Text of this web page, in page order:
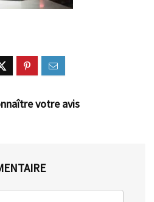
votre avis